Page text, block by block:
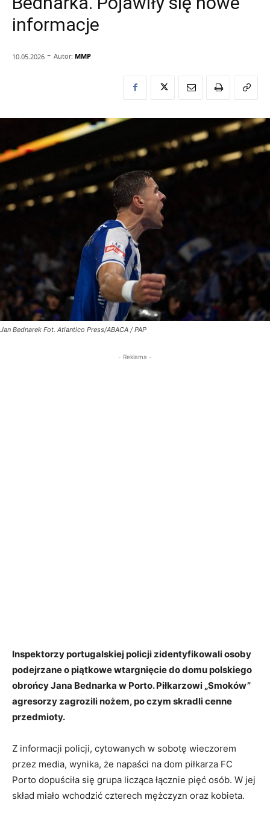
informacje
10.05.2026 - Autor: MMP
Jan Bednarek Fot. Atlantico Press/ABACA / PAP
- Reklama -
Inspektorzy portugalskiej policji zidentyfikowali osoby
podejrzane o piątkowe wtargnięcie do domu polskiego
obrońcy Jana Bednarka w Porto. Piłkarzowi „Smoków”
agresorzy zagrozili nożem, po czym skradli cenne
przedmioty.
Z informacji policji, cytowanych w sobotę wieczorem
przez media, wynika, że napaści na dom piłkarza FC
Porto dopuściła się grupa licząca łącznie pięć osób. W jej
skład miało wchodzić czterech mężczyzn oraz kobieta.